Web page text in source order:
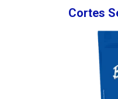
Cortes